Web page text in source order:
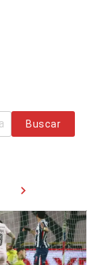
Buscar
chevron_right